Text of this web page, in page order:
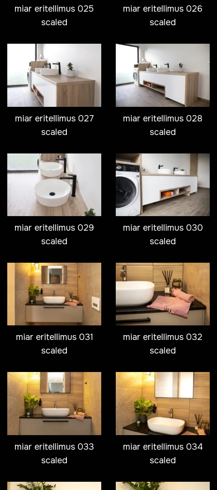
miar eritellimus 025
scaled
miar eritellimus 026
scaled
miar eritellimus 027
scaled
miar eritellimus 028
scaled
miar eritellimus 029
scaled
miar eritellimus 030
scaled
miar eritellimus 031
scaled
miar eritellimus 032
scaled
miar eritellimus 033
scaled
miar eritellimus 034
scaled